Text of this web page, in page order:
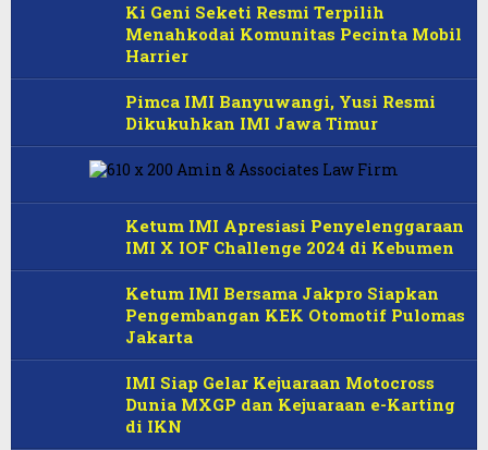
Ki Geni Seketi Resmi Terpilih
Menahkodai Komunitas Pecinta Mobil
Harrier
Pimca IMI Banyuwangi, Yusi Resmi
Dikukuhkan IMI Jawa Timur
Ketum IMI Apresiasi Penyelenggaraan
IMI X IOF Challenge 2024 di Kebumen
Ketum IMI Bersama Jakpro Siapkan
Pengembangan KEK Otomotif Pulomas
Jakarta
IMI Siap Gelar Kejuaraan Motocross
Dunia MXGP dan Kejuaraan e-Karting
di IKN